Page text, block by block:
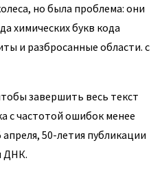
но была проблема: они
химических букв кода
и разбросанные области. с
завершить весь текст
с частотой ошибок менее
50-летия публикации
ДНК.